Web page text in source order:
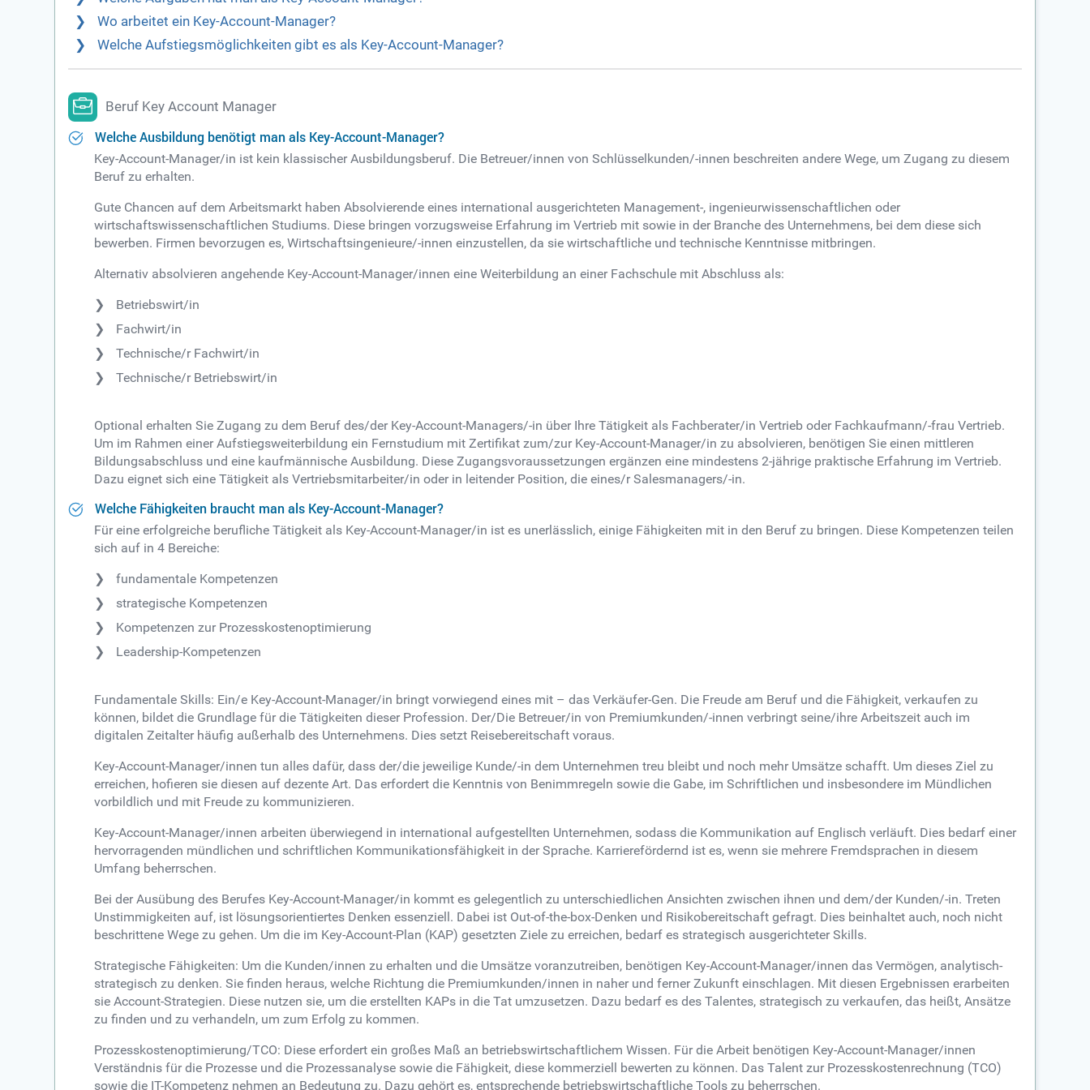
Wo arbeitet ein Key-Account-Manager?
Welche Aufstiegsmöglichkeiten gibt es als Key-Account-Manager?
Beruf Key Account Manager
Welche Ausbildung benötigt man als Key-Account-Manager?
Key-Account-Manager/in ist kein klassischer Ausbildungsberuf. Die Betreuer/innen von Schlüsselkunden/-innen beschreiten andere Wege, um Zugang zu diesem
Beruf zu erhalten.
Gute Chancen auf dem Arbeitsmarkt haben Absolvierende eines international ausgerichteten Management-, ingenieurwissenschaftlichen oder
wirtschaftswissenschaftlichen Studiums. Diese bringen vorzugsweise Erfahrung im Vertrieb mit sowie in der Branche des Unternehmens, bei dem diese sich
bewerben. Firmen bevorzugen es, Wirtschaftsingenieure/-innen einzustellen, da sie wirtschaftliche und technische Kenntnisse mitbringen.
Alternativ absolvieren angehende Key-Account-Manager/innen eine Weiterbildung an einer Fachschule mit Abschluss als:
Betriebswirt/in
Fachwirt/in
Technische/r Fachwirt/in
Technische/r Betriebswirt/in
Optional erhalten Sie Zugang zu dem Beruf des/der Key-Account-Managers/-in über Ihre Tätigkeit als Fachberater/in Vertrieb oder Fachkaufmann/-frau Vertrieb.
Um im Rahmen einer Aufstiegsweiterbildung ein Fernstudium mit Zertifikat zum/zur Key-Account-Manager/in zu absolvieren, benötigen Sie einen mittleren
Bildungsabschluss und eine kaufmännische Ausbildung. Diese Zugangsvoraussetzungen ergänzen eine mindestens 2-jährige praktische Erfahrung im Vertrieb.
Dazu eignet sich eine Tätigkeit als Vertriebsmitarbeiter/in oder in leitender Position, die eines/r Salesmanagers/-in.
Welche Fähigkeiten braucht man als Key-Account-Manager?
Für eine erfolgreiche berufliche Tätigkeit als Key-Account-Manager/in ist es unerlässlich, einige Fähigkeiten mit in den Beruf zu bringen. Diese Kompetenzen teilen
sich auf in 4 Bereiche:
fundamentale Kompetenzen
strategische Kompetenzen
Kompetenzen zur Prozesskostenoptimierung
Leadership-Kompetenzen
Fundamentale Skills: Ein/e Key-Account-Manager/in bringt vorwiegend eines mit – das Verkäufer-Gen. Die Freude am Beruf und die Fähigkeit, verkaufen zu
können, bildet die Grundlage für die Tätigkeiten dieser Profession. Der/Die Betreuer/in von Premiumkunden/-innen verbringt seine/ihre Arbeitszeit auch im
digitalen Zeitalter häufig außerhalb des Unternehmens. Dies setzt Reisebereitschaft voraus.
Key-Account-Manager/innen tun alles dafür, dass der/die jeweilige Kunde/-in dem Unternehmen treu bleibt und noch mehr Umsätze schafft. Um dieses Ziel zu
erreichen, hofieren sie diesen auf dezente Art. Das erfordert die Kenntnis von Benimmregeln sowie die Gabe, im Schriftlichen und insbesondere im Mündlichen
vorbildlich und mit Freude zu kommunizieren.
Key-Account-Manager/innen arbeiten überwiegend in international aufgestellten Unternehmen, sodass die Kommunikation auf Englisch verläuft. Dies bedarf einer
hervorragenden mündlichen und schriftlichen Kommunikationsfähigkeit in der Sprache. Karrierefördernd ist es, wenn sie mehrere Fremdsprachen in diesem
Umfang beherrschen.
Bei der Ausübung des Berufes Key-Account-Manager/in kommt es gelegentlich zu unterschiedlichen Ansichten zwischen ihnen und dem/der Kunden/-in. Treten
Unstimmigkeiten auf, ist lösungsorientiertes Denken essenziell. Dabei ist Out-of-the-box-Denken und Risikobereitschaft gefragt. Dies beinhaltet auch, noch nicht
beschrittene Wege zu gehen. Um die im Key-Account-Plan (KAP) gesetzten Ziele zu erreichen, bedarf es strategisch ausgerichteter Skills.
Strategische Fähigkeiten: Um die Kunden/innen zu erhalten und die Umsätze voranzutreiben, benötigen Key-Account-Manager/innen das Vermögen, analytisch-
strategisch zu denken. Sie finden heraus, welche Richtung die Premiumkunden/innen in naher und ferner Zukunft einschlagen. Mit diesen Ergebnissen erarbeiten
sie Account-Strategien. Diese nutzen sie, um die erstellten KAPs in die Tat umzusetzen. Dazu bedarf es des Talentes, strategisch zu verkaufen, das heißt, Ansätze
zu finden und zu verhandeln, um zum Erfolg zu kommen.
Prozesskostenoptimierung/TCO: Diese erfordert ein großes Maß an betriebswirtschaftlichem Wissen. Für die Arbeit benötigen Key-Account-Manager/innen
Verständnis für die Prozesse und die Prozessanalyse sowie die Fähigkeit, diese kommerziell bewerten zu können. Das Talent zur Prozesskostenrechnung (TCO)
sowie die IT-Kompetenz nehmen an Bedeutung zu. Dazu gehört es, entsprechende betriebswirtschaftliche Tools zu beherrschen.